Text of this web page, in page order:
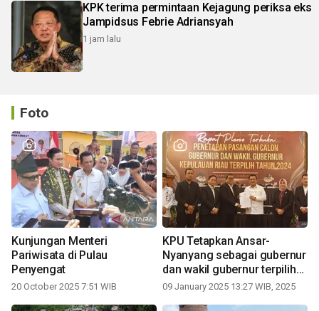
KPK terima permintaan Kejagung periksa eks
Jampidsus Febrie Adriansyah
1 jam lalu
Foto
Kunjungan Menteri
Pariwisata di Pulau
Penyengat
20 October 2025 7:51 WIB
KPU Tetapkan Ansar-
Nyanyang sebagai gubernur
dan wakil gubernur terpilih
periode 2025-2030
09 January 2025 13:27 WIB, 2025